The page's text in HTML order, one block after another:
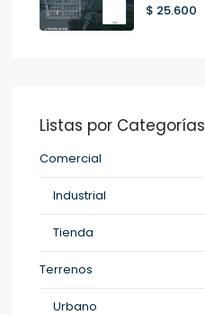
$ 25.600
Listas por Categorías
Comercial
Industrial
Tienda
Terrenos
Urbano